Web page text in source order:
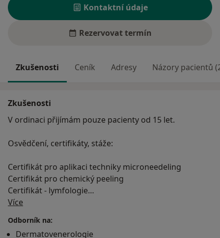
Kontaktní údaje
Rezervovat termín
Zkušenosti Ceník Adresy Názory pacientů
Zkušenosti
V ordinaci přijímám pouze pacienty od 15 let.
Osvědčení, certifikáty, stáže:
Certifikát pro aplikaci techniky microneedeling
Certifikát pro chemický peeling
Certifikát - lymfologie
Certifikát - Botox a aplikace výplňových materiálů
Juvederm
Certifikát - plazmaterapie
Více
Odborník na:
Dermatovenerologie